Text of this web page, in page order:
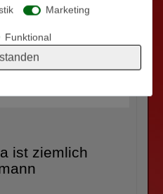
ist ziemlich
Marketing
Funktional